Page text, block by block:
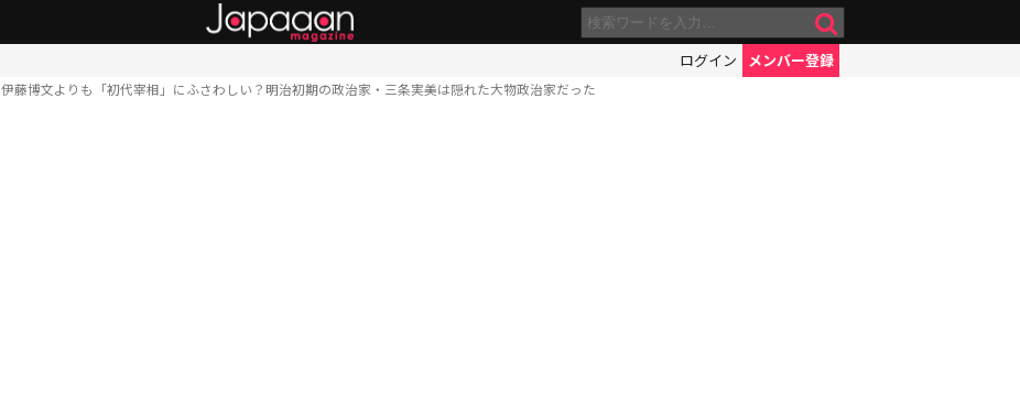
ログイン メンバー登録
伊藤博文よりも「初代宰相」にふさわしい？明治初期の政治家・三条実美は隠れた大物政治家だった